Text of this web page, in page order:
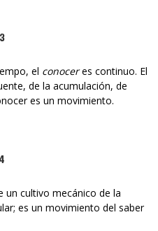
el conoceres continuo. El
de la acumulación, de
es un movimiento.
un cultivo mecánico de la
es un movimiento del saber